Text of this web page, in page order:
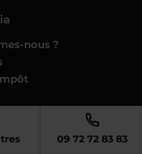
09 72 72 83 83
nous ?
et guides
Ambition Sup